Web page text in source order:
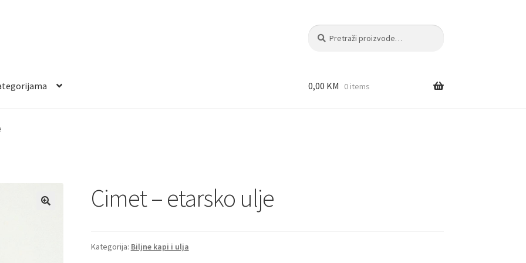
Pretraži:
Pretraži
0,00 KM 0 items
Cimet – etarsko ulje
Kategorija: Biljne kapi i ulja